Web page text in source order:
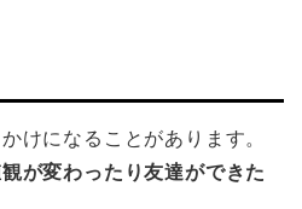
けになることがあります。
が変わったり友達ができた